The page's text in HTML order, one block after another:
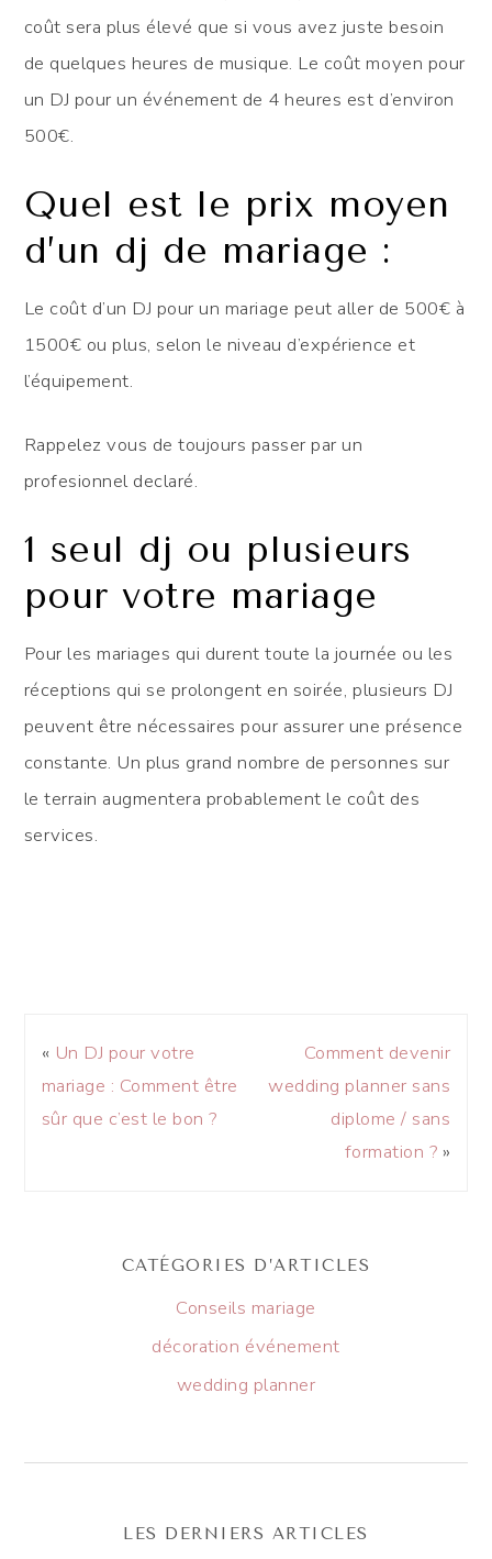
coût sera plus élevé que si vous avez juste besoin
de quelques heures de musique. Le coût moyen pour
un DJ pour un événement de 4 heures est d’environ
500€.
Quel est le prix moyen
d’un dj de mariage :
Le coût d’un DJ pour un mariage peut aller de 500€ à
1500€ ou plus, selon le niveau d’expérience et
l’équipement.
Rappelez vous de toujours passer par un
profesionnel declaré.
1 seul dj ou plusieurs
pour votre mariage
Pour les mariages qui durent toute la journée ou les
réceptions qui se prolongent en soirée, plusieurs DJ
peuvent être nécessaires pour assurer une présence
constante. Un plus grand nombre de personnes sur
le terrain augmentera probablement le coût des
services.
« Un DJ pour votre
mariage : Comment être
sûr que c’est le bon ?
Comment devenir
wedding planner sans
diplome / sans
formation ? »
CATÉGORIES D’ARTICLES
Conseils mariage
décoration événement
wedding planner
LES DERNIERS ARTICLES